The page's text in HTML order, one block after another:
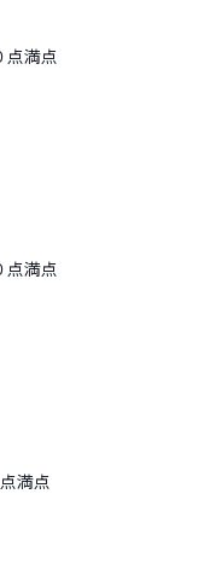
点満点
点満点
満点